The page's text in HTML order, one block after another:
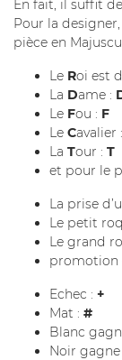
En fait, il suffit
Pour la
pièce en
Le Roi est
La Dame :
Le Fou : F
Le Cavalier :
La Tour : T
et pour le
La prise
Le petit
Le grand
promotion
Echec : +
Mat : #
Blanc
Noir gagne